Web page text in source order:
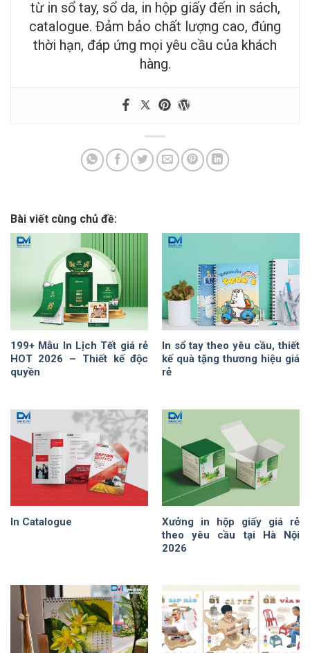
từ in sổ tay, sổ da, in hộp giấy đến in sách,
catalogue. Đảm bảo chất lượng cao, đúng
thời hạn, đáp ứng mọi yêu cầu của khách
hàng.
Bài viết cùng chủ đề:
199+ Mẫu In Lịch Tết giá rẻ
HOT 2026 – Thiết kế độc
quyền
In sổ tay theo yêu cầu, thiết
kế quà tặng thương hiệu giá
rẻ
In Catalogue
Xưởng in hộp giấy giá rẻ
theo yêu cầu tại Hà Nội
2026